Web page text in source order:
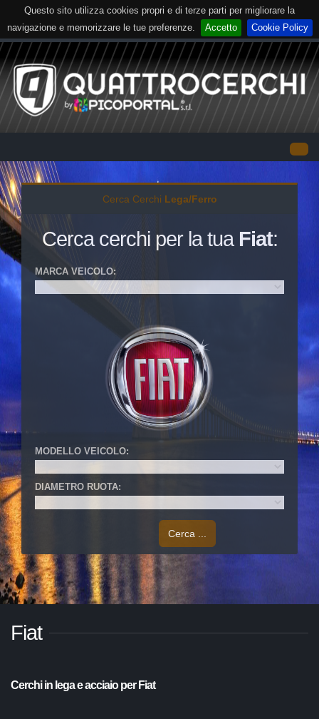
Questo sito utilizza cookies propri e di terze parti per migliorare la
navigazione e memorizzare le tue preferenze.
Accetto Cookie Policy
Cerca Cerchi Lega/Ferro
Cerca cerchi per la tua Fiat:
VETTURA
TRASPORTO
FUORISTRADA
MOTO
MARCA VEICOLO:
MODELLO VEICOLO:
DIAMETRO RUOTA:
Cerca ...
Fiat
Cerchi in lega e acciaio per Fiat